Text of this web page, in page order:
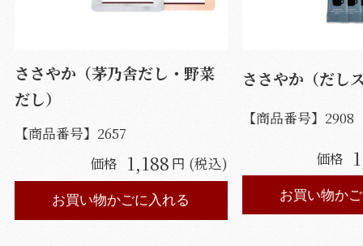
ささやか（茅乃舎だし・野菜
だし）
【商品番号】 2657
価格 1,188 円 (税込)
お買い物かごに入れる
ささやか（だし
【商品番号】 2908
価格
お買い物か